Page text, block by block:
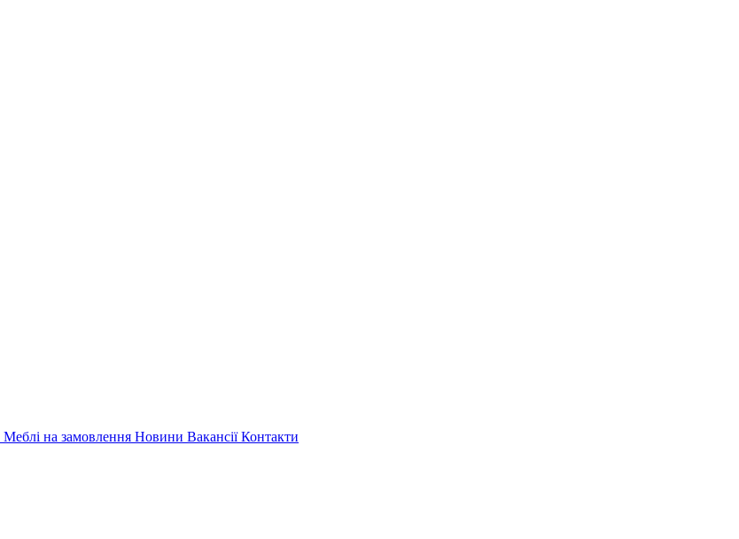
Меблі на замовлення Новини Вакансії Контакти